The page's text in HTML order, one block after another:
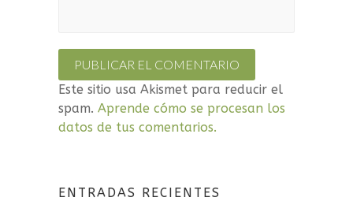
Este sitio usa Akismet para reducir el
spam. Aprende cómo se procesan los
datos de tus comentarios.
ENTRADAS RECIENTES